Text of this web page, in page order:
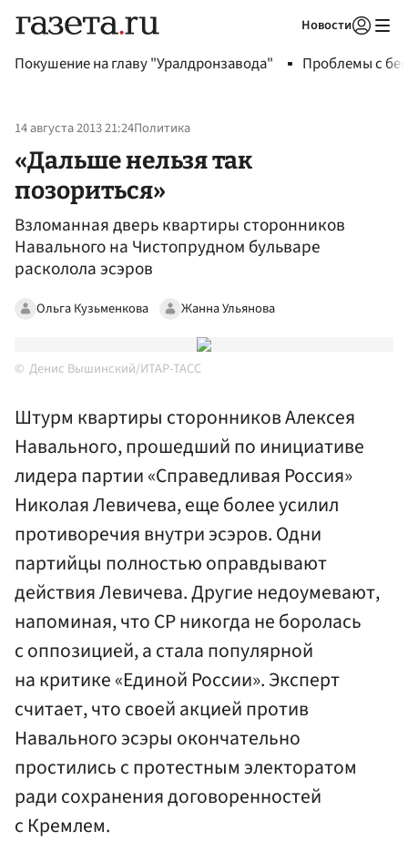
Новости
Покушение на главу "Уралдронзавода" Проблемы с
14 августа 2013 21:24Политика
«Дальше нельзя так
позориться»
Взломанная дверь квартиры сторонников
Навального на Чистопрудном бульваре
расколола эсэров
Ольга Кузьменкова Жанна Ульянова
Денис Вышинский/ИТАР-ТАСС
Штурм квартиры сторонников Алексея
Навального, прошедший по инициативе
лидера партии «Справедливая Россия»
Николая Левичева, еще более усилил
противоречия внутри эсэров. Одни
партийцы полностью оправдывают
действия Левичева. Другие недоумевают,
напоминая, что СР никогда не боролась
с оппозицией, а стала популярной
на критике «Единой России». Эксперт
считает, что своей акцией против
Навального эсэры окончательно
простились с протестным электоратом
ради сохранения договоренностей
с Кремлем.